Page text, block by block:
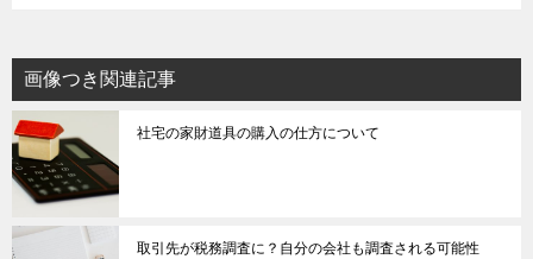
画像つき関連記事
社宅の家財道具の購入の仕方について
取引先が税務調査に？自分の会社も調査される可能性